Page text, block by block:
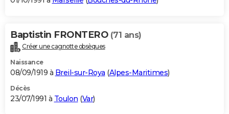
Baptistin FRONTERO (71 ans)
Créer une cagnotte obsèques
Naissance
08/09/1919 à Breil-sur-Roya (Alpes-Maritimes)
Décès
23/07/1991 à Toulon (Var)